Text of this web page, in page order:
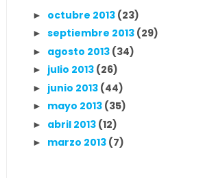
► octubre 2013 (23)
► septiembre 2013 (29)
► agosto 2013 (34)
► julio 2013 (26)
► junio 2013 (44)
► mayo 2013 (35)
► abril 2013 (12)
► marzo 2013 (7)